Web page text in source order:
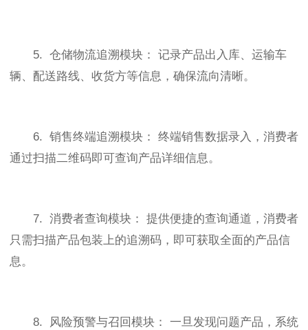
5. 仓储物流追溯模块： 记录产品出入库、运输车
辆、配送路线、收货方等信息，确保流向清晰。
6. 销售终端追溯模块： 终端销售数据录入，消费者
通过扫描二维码即可查询产品详细信息。
7. 消费者查询模块： 提供便捷的查询通道，消费者
只需扫描产品包装上的追溯码，即可获取全面的产品信
息。
8. 风险预警与召回模块： 一旦发现问题产品，系统